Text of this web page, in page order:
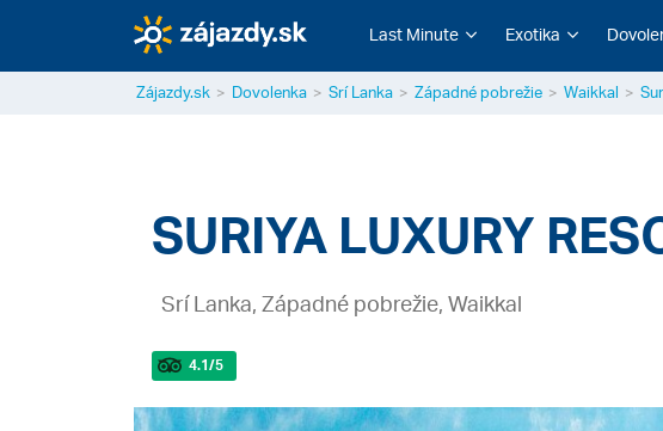
Last Minute Exotika
Zájazdy.sk Dovolenka Srí Lanka Západné pobrežie Waikkal
SURIYA LUXURY
Srí Lanka, Západné pobrežie, Waikkal
4.1/5